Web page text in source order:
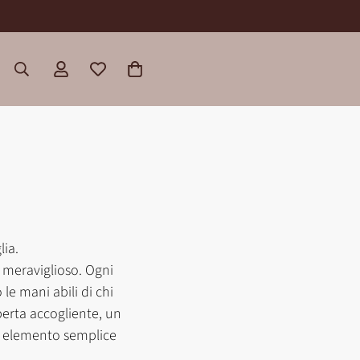
Ogni
mani abili di chi
accogliente, un
semplice